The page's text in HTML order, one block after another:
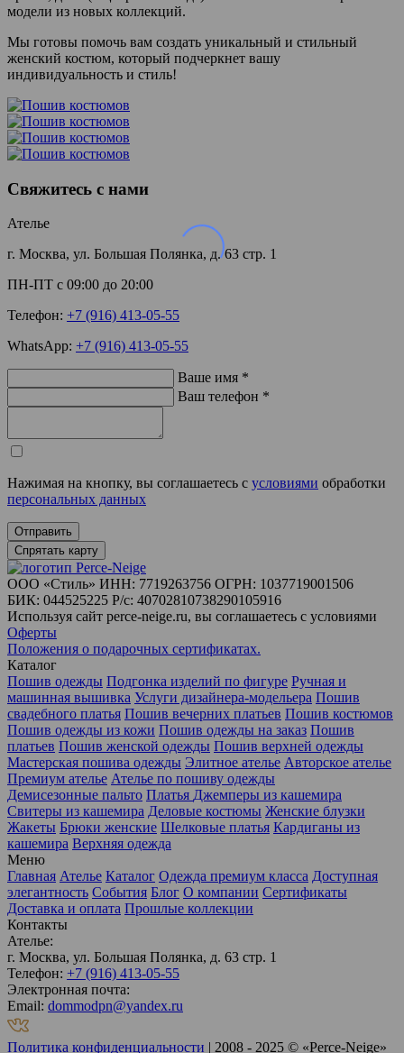
модели из новых коллекций.
Мы готовы помочь вам создать уникальный и стильный
женский костюм, который подчеркнет вашу
индивидуальность и стиль!
Свяжитесь с нами
Ателье
г. Москва, ул. Большая Полянка, д. 63 стр. 1
ПН-ПТ с 09:00 до 20:00
Телефон: +7 (916) 413-05-55
WhatsApp: +7 (916) 413-05-55
Ваше имя *
Ваш телефон *
Нажимая на кнопку, вы соглашаетесь с условиями обработки
персональных данных
Отправить
Спрятать карту
ООО «Стиль» ИНН: 7719263756 ОГРН: 1037719001506
БИК: 044525225 Р/с: 40702810738290105916
Используя сайт perce-neige.ru, вы соглашаетесь с условиями
Оферты
Положения о подарочных сертификатах.
Каталог
Пошив одежды Подгонка изделий по фигуре Ручная и
машинная вышивка Услуги дизайнера-модельера Пошив
свадебного платья Пошив вечерних платьев Пошив костюмов
Пошив одежды из кожи Пошив одежды на заказ Пошив
платьев Пошив женской одежды Пошив верхней одежды
Мастерская пошива одежды Элитное ателье Авторское ателье
Премиум ателье Ателье по пошиву одежды
Демисезонные пальто Платья Джемперы из кашемира
Свитеры из кашемира Деловые костюмы Женские блузки
Жакеты Брюки женские Шелковые платья Кардиганы из
кашемира Верхняя одежда
Меню
Главная Ателье Каталог Одежда премиум класса Доступная
элегантность События Блог О компании Сертификаты
Доставка и оплата Прошлые коллекции
Контакты
Ателье:
г. Москва, ул. Большая Полянка, д. 63 стр. 1
Телефон: +7 (916) 413-05-55
Электронная почта:
Email: dommodpn@yandex.ru
Политика конфиденциальности | 2008 - 2025 © «Perce-Neige»